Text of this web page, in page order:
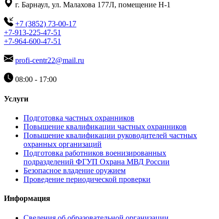
г. Барнаул, ул. Малахова 177Л, помещение Н-1
+7 (3852) 73-00-17
+7-913-225-47-51
+7-964-600-47-51
profi-centr22@mail.ru
08:00 - 17:00
Услуги
Подготовка частных охранников
Повышение квалификации частных охранников
Повышение квалификации руководителей частных
охранных организаций
Подготовка работников военизированных
подразделений ФГУП Охрана МВД России
Безопасное владение оружием
Проведение периодической проверки
Информация